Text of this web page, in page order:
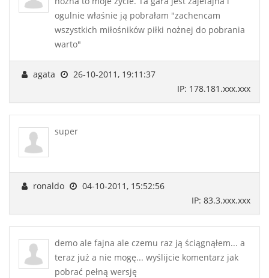
ogulnie właśnie ją pobrałam "zachencam
wszystkich miłośników piłki nożnej do pobrania
warto"
agata
26-10-2011, 19:11:37
IP: 178.181.xxx.xxx
super
ronaldo
04-10-2011, 15:52:56
IP: 83.3.xxx.xxx
demo ale fajna ale czemu raz ją ściągnąłem... a
teraz już a nie mogę... wyślijcie komentarz jak
pobrać pełną wersję